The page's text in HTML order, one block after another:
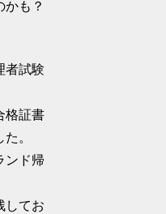
かも？
者試験
格証書
。
ンド帰
してお